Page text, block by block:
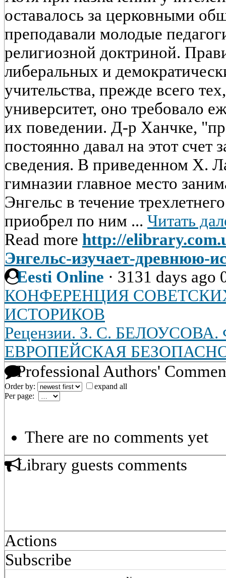
оставалось за церковными
преподавали молодые
религиозной доктриной.
либеральных и
учительства, прежде всего
университет, оно требовало
их поведении. Д-р Ханчке,
постоянно давал на этот счет
сведения. В приведенном Х.
гимназии главное место
Энгельс в течение
приобрел по ним ... Читать
Read more http://
Энгельс-изучает-древнюю-
Eesti Online · 3131 days ago
КОНФЕРЕНЦИЯ
ИСТОРИКОВ
Рецензии. З. С.
ЕВРОПЕЙСКАЯ
Professional Authors'
Order by:
expand all
Per page:
There are no comments yet
Library guests comments
Actions
Subscribe